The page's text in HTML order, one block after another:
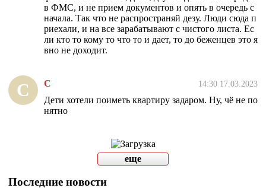
в ФМС, и не прием документов и опять в очередь с
начала. Так что не распространяй дезу. Люди сюда п
риехали, и на все зарабатывают с чистого листа. Ес
ли кто то кому то что то и дает, то до беженцев это я
вно не доходит.
С С 14:30 17.03.2023
Дети хотели поиметь квартиру задаром. Ну, чё не по
нятно
еще
Последние новости